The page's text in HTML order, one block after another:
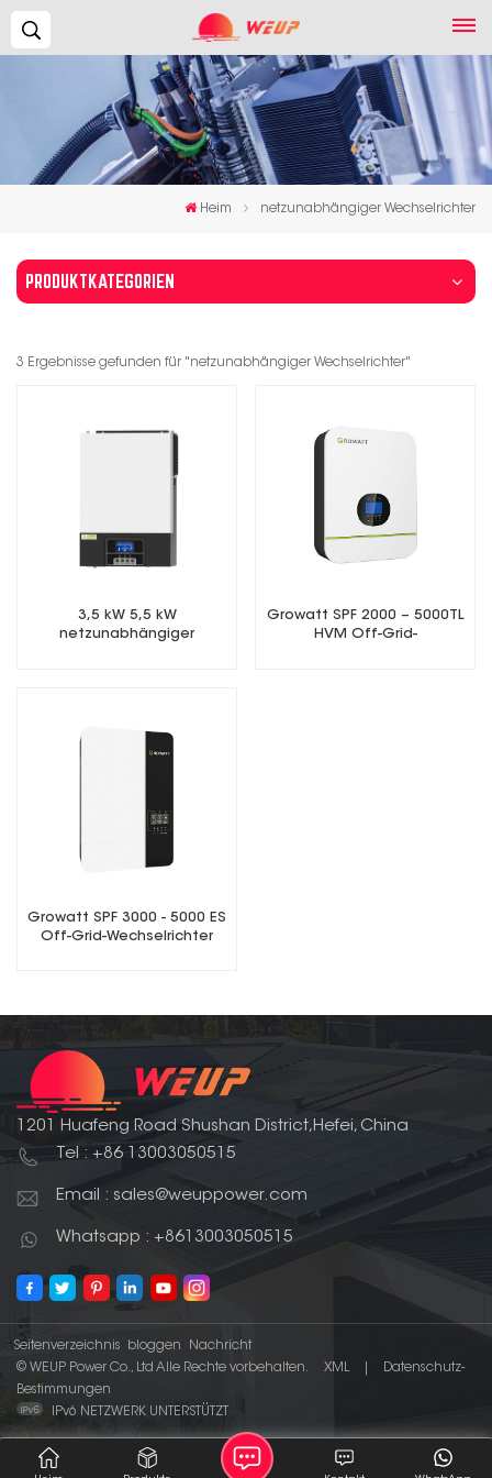
Heim netzunabhängiger Wechselrichter
PRODUKTKATEGORIEN
3 Ergebnisse gefunden für "netzunabhängiger Wechselrichter"
3,5 kW 5,5 kW
netzunabhängiger
Growatt SPF 2000 – 5000TL
HVM Off-Grid-
Growatt SPF 3000 - 5000 ES
Off-Grid-Wechselrichter
1201 Huafeng Road Shushan District,Hefei, China
Tel : +86 13003050515
Email : sales@weuppower.com
Whatsapp : +8613003050515
Seitenverzeichnis bloggen
Nachricht
© WEUP Power Co., Ltd Alle Rechte vorbehalten.
XML
Datenschutz-
Bestimmungen
IPv6 NETZWERK UNTERSTÜTZT